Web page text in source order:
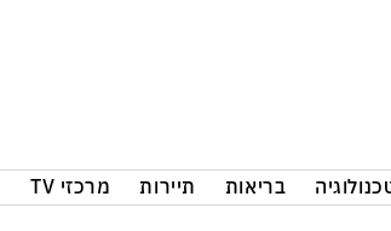
בריאות תיירות מרכזי TV